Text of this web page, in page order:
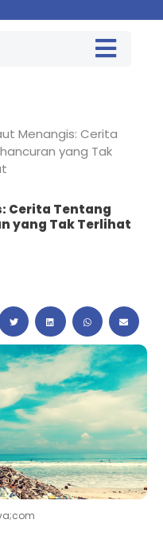
Menangis: Cerita
yang Tak
Cerita Tentang
yang Tak Terlihat